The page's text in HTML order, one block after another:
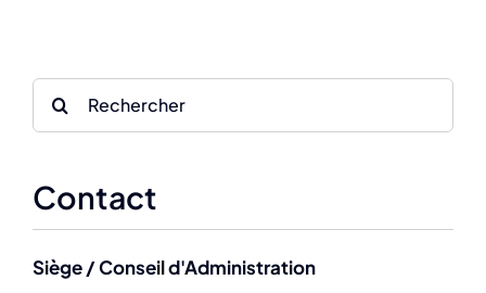
Search
for:
Contact
Siège / Conseil d'Administration